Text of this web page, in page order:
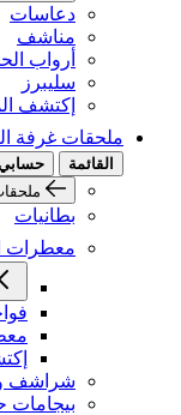
دعاسات
مناشف
أرواب
سليبرز
إكتشف
ملحقات غرفة
القائمة
بطانيات
معطرات
شراشف
بيجامات